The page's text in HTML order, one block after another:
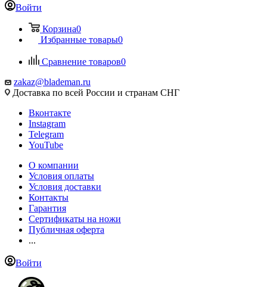
Войти
Корзина0
Избранные товары0
Сравнение товаров0
zakaz@blademan.ru
Доставка по всей России и странам СНГ
Вконтакте
Instagram
Telegram
YouTube
О компании
Условия оплаты
Условия доставки
Контакты
Гарантия
Сертификаты на ножи
Публичная оферта
...
Войти